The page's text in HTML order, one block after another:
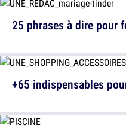
25 phrases à dire pour
+65 indispensables